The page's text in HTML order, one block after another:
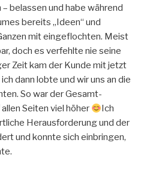
belassen und habe während
bereits „Ideen“ und
mit eingeflochten. Meist
doch es verfehlte nie seine
Zeit kam der Kunde mit jetzt
dann lobte und wir uns an die
So war der Gesamt-
Seiten viel höher
Ich
Herausforderung und der
und konnte sich einbringen,